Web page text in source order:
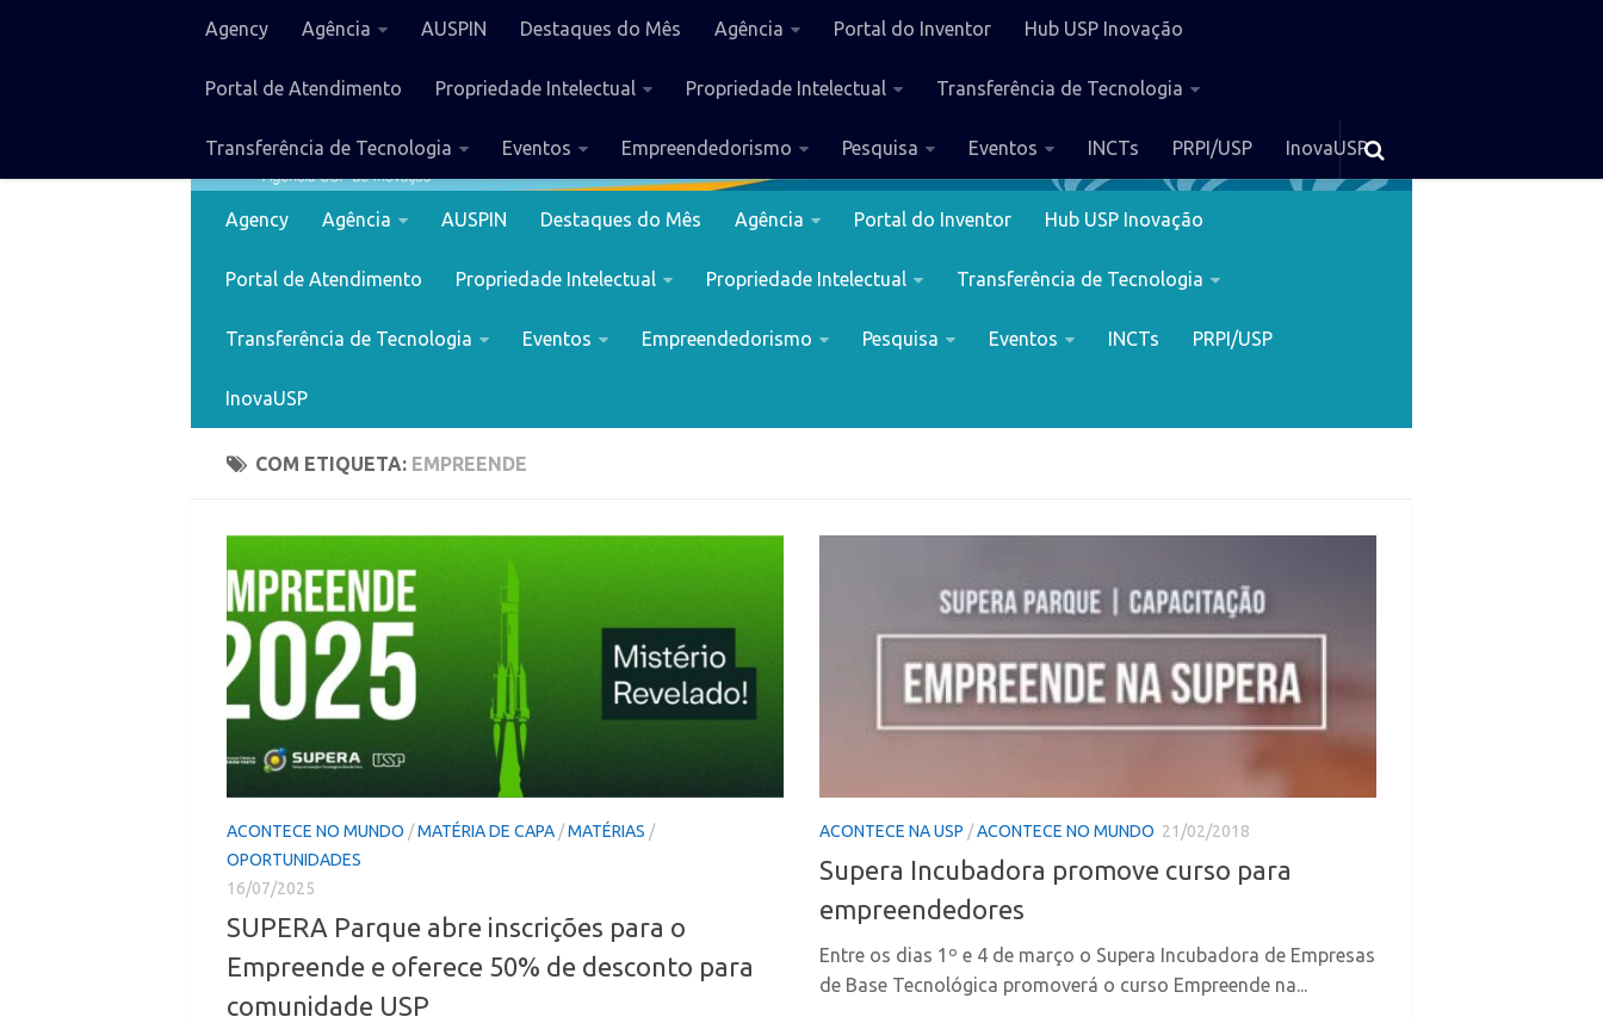
Agency Agência AUSPIN Destaques do Mês Agência Portal do Inventor Hub USP Inovação
Portal de Atendimento Propriedade Intelectual Propriedade Intelectual Transferência de Tecnologia
Transferência de Tecnologia Eventos Empreendedorismo Pesquisa Eventos INCTs PRPI/USP InovaUSP
Agency Agência AUSPIN Destaques do Mês Agência Portal do Inventor Hub USP Inovação
Portal de Atendimento Propriedade Intelectual Propriedade Intelectual Transferência de Tecnologia
Transferência de Tecnologia Eventos Empreendedorismo Pesquisa Eventos INCTs PRPI/USP
InovaUSP
COM ETIQUETA: EMPREENDE
ACONTECE NO MUNDO /MATÉRIA DE CAPA /MATÉRIAS /
OPORTUNIDADES
16/07/2025
SUPERA Parque abre inscrições para o
Empreende e oferece 50% de desconto para
comunidade USP
ACONTECE NA USP /ACONTECE NO MUNDO 21/02/2018
Supera Incubadora promove curso para
empreendedores
Entre os dias 1º e 4 de março o Supera Incubadora de Empresas
de Base Tecnológica promoverá o curso Empreende na...